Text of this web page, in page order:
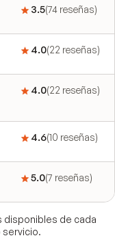
3.5(74 reseñas)
4.0(22 reseñas)
4.0(22 reseñas)
4.6(10 reseñas)
5.0(7 reseñas)
disponibles de cada
servicio.